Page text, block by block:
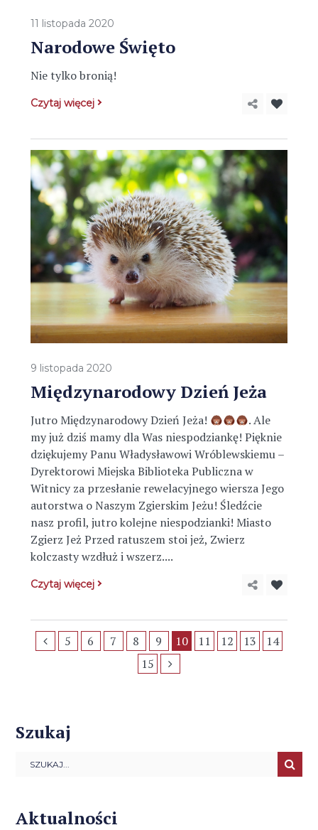
11 listopada 2020
Narodowe Święto
Nie tylko bronią!
Czytaj więcej
9 listopada 2020
Międzynarodowy Dzień Jeża
Jutro Międzynarodowy Dzień Jeża!
. Ale
my już dziś mamy dla Was niespodziankę! Pięknie
dziękujemy Panu Władysławowi Wróblewskiemu –
Dyrektorowi Miejska Biblioteka Publiczna w
Witnicy za przesłanie rewelacyjnego wiersza Jego
autorstwa o Naszym Zgierskim Jeżu! Śledźcie
nasz profil, jutro kolejne niespodzianki! Miasto
Zgierz Jeż Przed ratuszem stoi jeż, Zwierz
kolczasty wzdłuż i wszerz....
Czytaj więcej
5 6 7 8 9 10 11 12 13
14
15
Szukaj
Aktualności